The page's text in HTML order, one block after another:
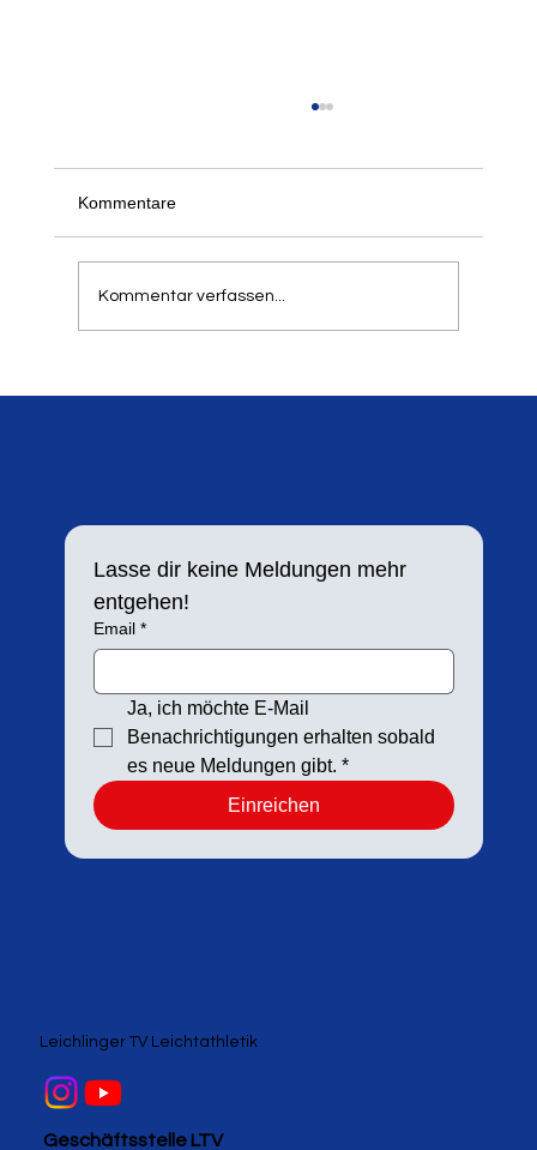
Schon jetzt freuen wir uns, alle informieren zu
Kommentare
Kommentar verfassen...
Lasse dir keine Meldungen mehr
entgehen!
Email *
Ja, ich möchte E-Mail
Benachrichtigungen erhalten sobald
es neue Meldungen gibt. *
Einreichen
Geschäftsstelle LTV
Leichlinger TV Leichtathletik